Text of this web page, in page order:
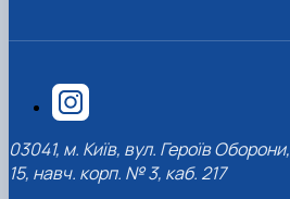
03041, м. Київ, вул. Героїв Оборони,
15, навч. корп. № 3, каб. 217